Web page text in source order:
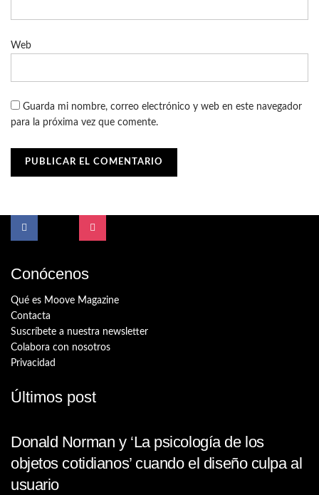
Web
Guarda mi nombre, correo electrónico y web en este navegador
para la próxima vez que comente.
Conócenos
Qué es Moove Magazine
Contacta
Suscríbete a nuestra newsletter
Colabora con nosotros
Privacidad
Últimos post
Donald Norman y ‘La psicología de los
objetos cotidianos’ cuando el diseño culpa al
usuario